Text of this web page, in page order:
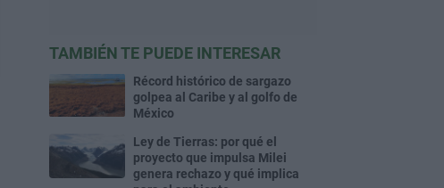
TAMBIÉN TE PUEDE INTERESAR
Récord histórico de sargazo
golpea al Caribe y al golfo de
México
Ley de Tierras: por qué el
proyecto que impulsa Milei
genera rechazo y qué implica